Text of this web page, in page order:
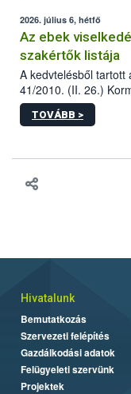
2026. július 6, hétfő
Az ebek
szakértők listája
A kedvtelésből tartott
41/2010. (II. 26.)
sérülés, illetve ennek
hatósági feladatokat,
TOVÁBB >
Hivatalunk
Bemutatkozás
Szervezeti felépítés
Gazdálkodási adatok
Felügyeleti szervünk
Projektek